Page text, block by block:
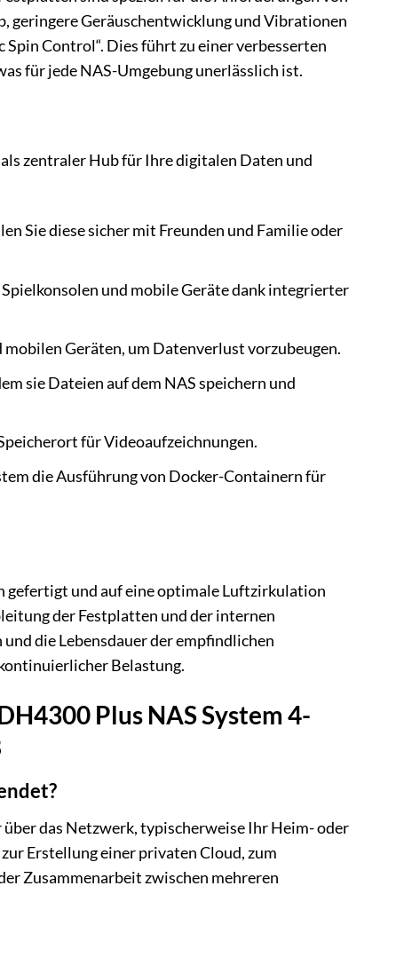
geringere Geräuschentwicklung und Vibrationen
Control“. Dies führt zu einer verbesserten
für jede NAS-Umgebung unerlässlich ist.
zentraler Hub für Ihre digitalen Daten und
Sie diese sicher mit Freunden und Familie oder
und mobile Geräte dank integrierter
Geräten, um Datenverlust vorzubeugen.
sie Dateien auf dem NAS speichern und
für Videoaufzeichnungen.
die Ausführung von Docker-Containern für
gefertigt und auf eine optimale Luftzirkulation
der Festplatten und der internen
die Lebensdauer der empfindlichen
Belastung.
Plus NAS System 4-
das Netzwerk, typischerweise Ihr Heim- oder
Erstellung einer privaten Cloud, zum
Zusammenarbeit zwischen mehreren